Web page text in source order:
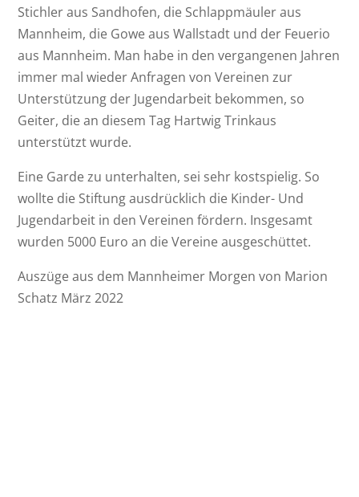
Stichler aus Sandhofen, die Schlappmäuler aus
Mannheim, die Gowe aus Wallstadt und der Feuerio
aus Mannheim. Man habe in den vergangenen Jahren
immer mal wieder Anfragen von Vereinen zur
Unterstützung der Jugendarbeit bekommen, so
Geiter, die an diesem Tag Hartwig Trinkaus
unterstützt wurde.
Eine Garde zu unterhalten, sei sehr kostspielig. So
wollte die Stiftung ausdrücklich die Kinder- Und
Jugendarbeit in den Vereinen fördern. Insgesamt
wurden 5000 Euro an die Vereine ausgeschüttet.
Auszüge aus dem Mannheimer Morgen von Marion
Schatz März 2022